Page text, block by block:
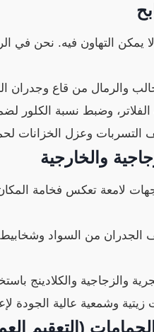
يمكن التهاون فيه. نحن في
والرمال من قاع وجدران
وضبط نسبة الكلور
وعزل الخزانات
لامعة تعكس فخامة
الجدران من السواد
والزجاجية والكلادينج
وشمعية عالية الجودة